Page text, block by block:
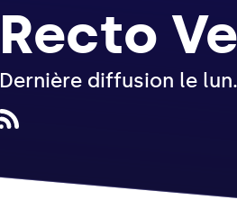
Recto
Dernière diffusion le